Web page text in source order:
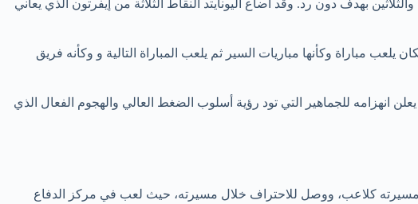
بهدف دون رد. وقد أضاع اليونايتد النقاط الثلاثة من إيفرتون الذي يعاني
مباراة وكأنها مباريات السير ثم يلعب المباراة التالية و وكأنه فريق
انهزامه للجماهير التي تود رؤية أسلوب الضغط العالي والهجوم الفعال الذي
مسيرته كلاعب، ووصل للاحتراف خلال مسيرته، حيث لعب في مركز الدفاع